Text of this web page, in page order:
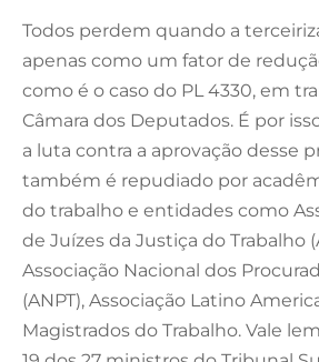
Todos perdem quando a
apenas como um fator de
como é o caso do PL 4330, em
Câmara dos Deputados. É por
a luta contra a aprovação desse
também é repudiado por
do trabalho e entidades como
de Juízes da Justiça do Trabalho
Associação Nacional dos
(ANPT), Associação Latino
Magistrados do Trabalho. Vale